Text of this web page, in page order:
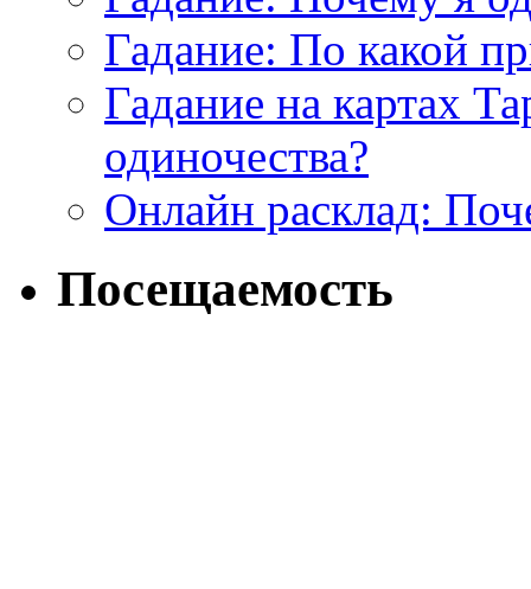
Гадание: По какой
Гадание на картах
одиночества?
Онлайн расклад:
Посещаемость